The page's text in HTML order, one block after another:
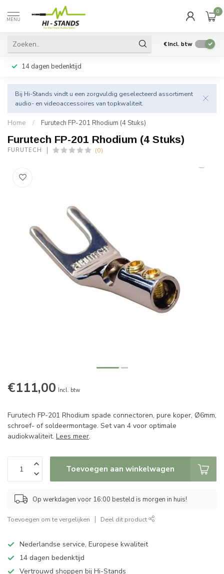
MENU
0
€Incl. btw
14 dagen bedenktijd
Bij Hi-Stands vindt u een zorgvuldig geselecteerd assortiment
audio- en videoaccessoires van topkwaliteit.
Home / Furutech FP-201 Rhodium (4 Stuks)
Furutech FP-201 Rhodium (4 Stuks)
FURUTECH (0)
€111,00 Incl. btw
Furutech FP-201 Rhodium spade connectoren, pure koper, Ø6mm,
schroef- of soldeermontage. Set van 4 voor optimale
audiokwaliteit. Lees meer.
Toevoegen aan winkelwagen
Op werkdagen voor 16:00 besteld is morgen in huis!
Toevoegen om te vergelijken Deel dit product
Nederlandse service, Europese kwaliteit
14 dagen bedenktijd
Vertrouwd shoppen bij Hi-Stands